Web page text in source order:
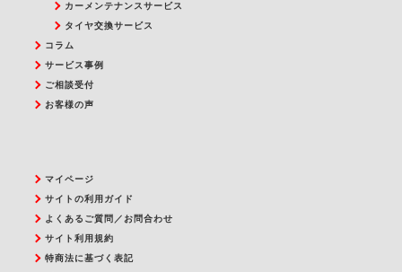
カーメンテナンスサービス
タイヤ交換サービス
コラム
サービス事例
ご相談受付
お客様の声
マイページ
サイトの利用ガイド
よくあるご質問／お問合わせ
サイト利用規約
特商法に基づく表記